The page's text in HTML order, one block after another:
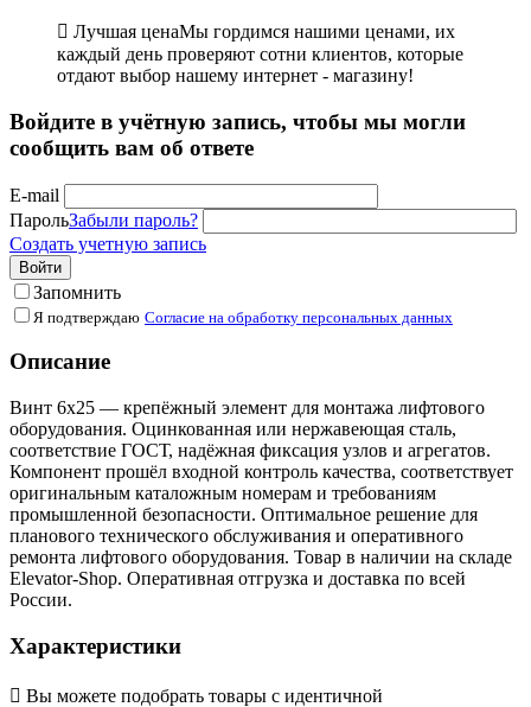
 Лучшая ценаМы гордимся нашими ценами, их
каждый день проверяют сотни клиентов, которые
отдают выбор нашему интернет - магазину!
Войдите в учётную запись, чтобы мы могли
сообщить вам об ответе
E-mail
ПарольЗабыли пароль?
Создать учетную запись
Войти
Запомнить
Я подтверждаю Согласие на обработку персональных данных
Описание
Винт 6х25 — крепёжный элемент для монтажа лифтового
оборудования. Оцинкованная или нержавеющая сталь,
соответствие ГОСТ, надёжная фиксация узлов и агрегатов.
Компонент прошёл входной контроль качества, соответствует
оригинальным каталожным номерам и требованиям
промышленной безопасности. Оптимальное решение для
планового технического обслуживания и оперативного
ремонта лифтового оборудования. Товар в наличии на складе
Elevator-Shop. Оперативная отгрузка и доставка по всей
России.
Характеристики
 Вы можете подобрать товары с идентичной